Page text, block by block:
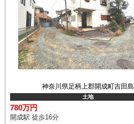
神奈川県足柄上郡開成町吉田島
土地
780万円
開成駅 徒歩16分